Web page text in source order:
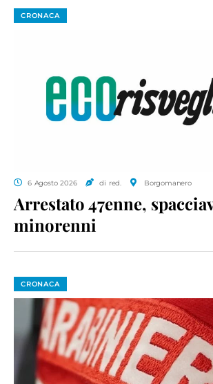
CRONACA
6 Agosto 2026 di red. Borgomanero
Arrestato 47enne,
minorenni
CRONACA